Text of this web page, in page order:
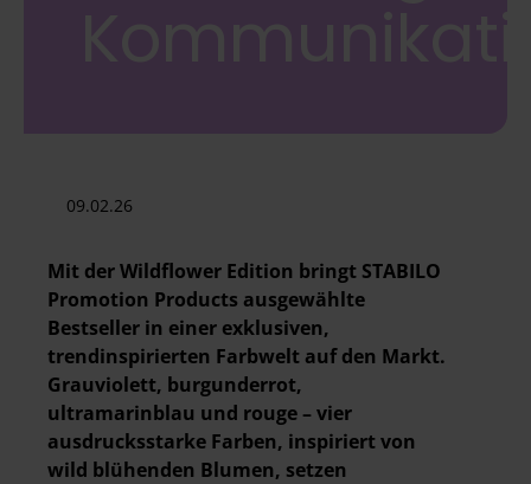
09.02.26
Mit der Wildflower Edition bringt STABILO
Promotion Products ausgewählte
Bestseller in einer exklusiven,
trendinspirierten Farbwelt auf den Markt.
Grauviolett, burgunderrot,
ultramarinblau und rouge – vier
ausdrucksstarke Farben, inspiriert von
wild blühenden Blumen, setzen